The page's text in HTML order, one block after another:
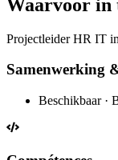
Waarvoor in
Projectleider HR IT
Samenwerking
Beschikbaar ·